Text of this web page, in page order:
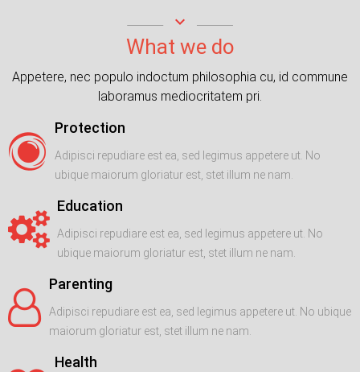
keyboard_arrow_down
What we do
Appetere, nec populo indoctum philosophia cu, id commune
laboramus mediocritatem pri.
Protection
Adipisci repudiare est ea, sed legimus appetere ut. No
ubique maiorum gloriatur est, stet illum ne nam.
Education
Adipisci repudiare est ea, sed legimus appetere ut. No
ubique maiorum gloriatur est, stet illum ne nam.
Parenting
Adipisci repudiare est ea, sed legimus appetere ut. No ubique
maiorum gloriatur est, stet illum ne nam.
Health